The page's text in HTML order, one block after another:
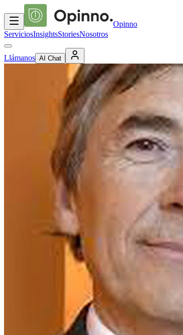
Opinno
ServiciosInsightsStoriesNosotros
Llámanos AI Chat